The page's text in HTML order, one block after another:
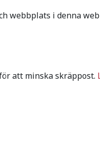
webbplats i denna
att minska skräppost.